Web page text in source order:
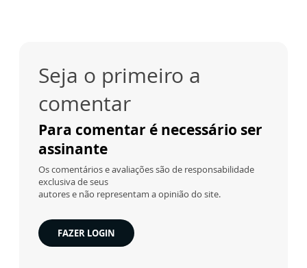
Seja o primeiro a
comentar
Para comentar é necessário ser
assinante
Os comentários e avaliações são de responsabilidade
exclusiva de seus
autores e não representam a opinião do site.
FAZER LOGIN